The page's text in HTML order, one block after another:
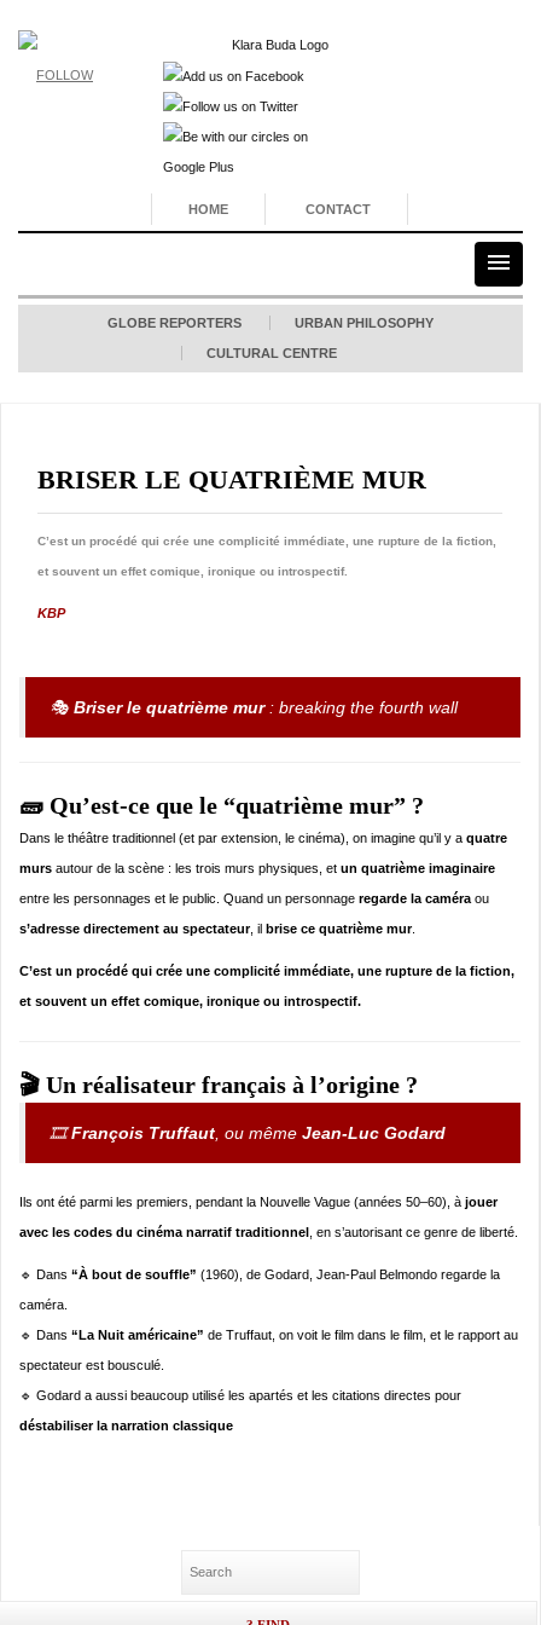
FOLLOW
HOME CONTACT
GLOBE REPORTERS URBAN PHILOSOPHY
CULTURAL CENTRE
BRISER LE QUATRIÈME MUR
C’est un procédé qui crée une complicité immédiate, une rupture de la fiction,
et souvent un effet comique, ironique ou introspectif.
KBP
🎭Briser le quatrième mur : breaking the fourth wall
🧱 Qu’est-ce que le “quatrième mur” ?
Dans le théâtre traditionnel (et par extension, le cinéma), on imagine qu’il y a quatre
murs autour de la scène : les trois murs physiques, et un quatrième imaginaire
entre les personnages et le public. Quand un personnage regarde la caméra ou
s’adresse directement au spectateur, il brise ce quatrième mur.
C’est un procédé qui crée une complicité immédiate, une rupture de la fiction,
et souvent un effet comique, ironique ou introspectif.
🎬 Un réalisateur français à l’origine ?
🎞️François Truffaut , ou même Jean-Luc Godard
Ils ont été parmi les premiers, pendant la Nouvelle Vague (années 50–60), à jouer
avec les codes du cinéma narratif traditionnel , en s’autorisant ce genre de liberté.
🔹 Dans “À bout de souffle” (1960), de Godard, Jean-Paul Belmondo regarde la
caméra.
🔹 Dans “La Nuit américaine” de Truffaut, on voit le film dans le film, et le rapport au
spectateur est bousculé.
🔹 Godard a aussi beaucoup utilisé les apartés et les citations directes pour
déstabiliser la narration classique